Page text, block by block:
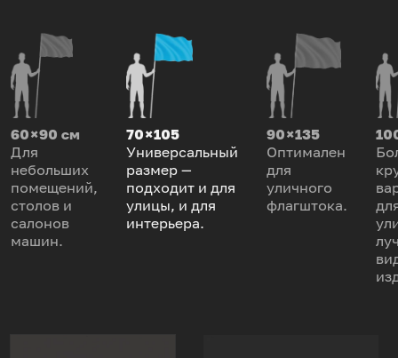
60 × 90 см
Для
небольших
помещений,
столов и
салонов
машин.
70 × 105
Универсальный
размер —
подходит и для
улицы, и для
интерьера.
90 × 135
Оптимален
для
уличного
флагштока.